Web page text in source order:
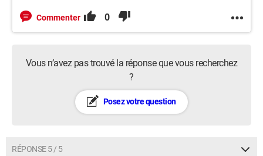
Commenter 0
Vous n’avez pas trouvé la réponse que vous recherchez
?
Posez votre question
RÉPONSE 5 / 5